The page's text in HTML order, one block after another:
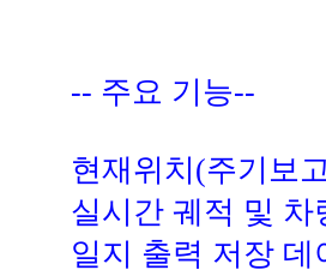
-- 주요 기능--
현재위치(주기보
실시간 궤적 및 차
일지 출력 저장 데